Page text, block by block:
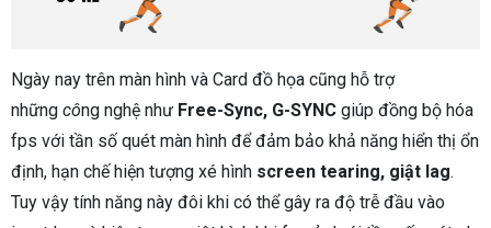
Ngày nay trên màn hình và Card đồ họa cũng hỗ trợ
những công nghệ như Free-Sync, G-SYNC giúp đồng bộ hóa
fps với tần số quét màn hình để đảm bảo khả năng hiển thị ổn
định, hạn chế hiện tượng xé hình screen tearing, giật lag.
Tuy vậy tính năng này đôi khi có thể gây ra độ trễ đầu vào